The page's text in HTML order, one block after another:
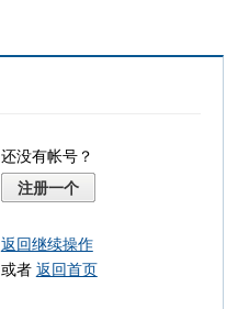
还没有帐号？
注册一个
返回继续操作
或者 返回首页